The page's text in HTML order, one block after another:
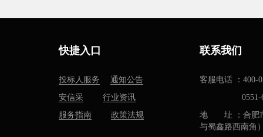
快捷入口
投标人服务
通知公告
安信采
行业资讯
服务指南
政策法规
联系我们
客服电话 ：400-
0551-
地 址 ：合肥市
与蜀鑫路西南角